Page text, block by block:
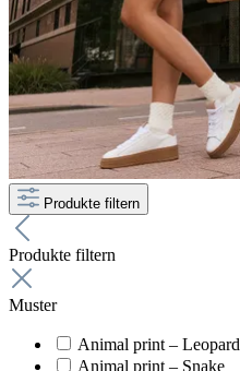
Produkte filtern
Produkte filtern
Muster
Animal print – Leopard
Animal print – Snake